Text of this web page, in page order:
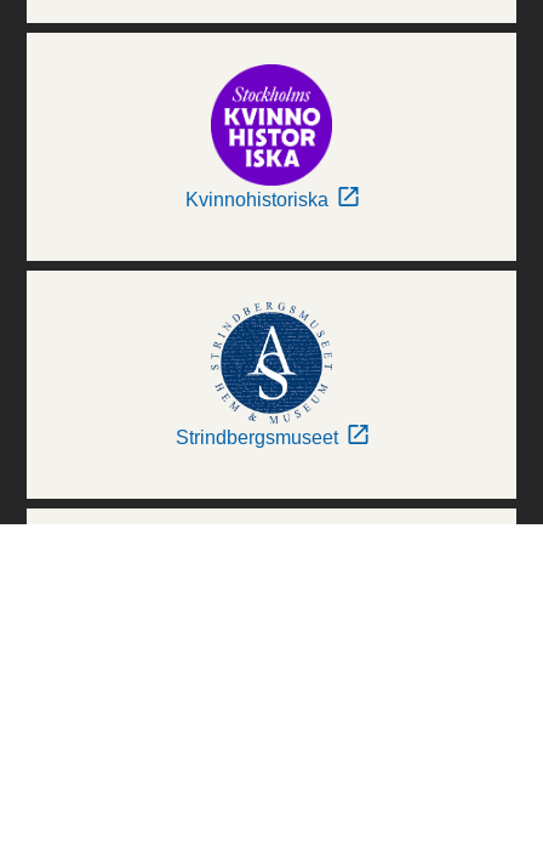
Kvinnohistoriska
Strindbergsmuseet